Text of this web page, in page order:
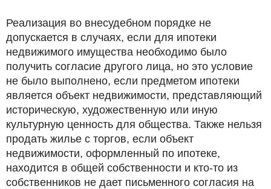
Реализация во внесудебном порядке не
допускается в случаях, если для ипотеки
недвижимого имущества необходимо было
получить согласие другого лица, но это условие
не было выполнено, если предметом ипотеки
является объект недвижимости, представляющий
историческую, художественную или иную
культурную ценность для общества. Также нельзя
продать жилье с торгов, если объект
недвижимости, оформленный по ипотеке,
находится в общей собственности и кто-то из
собственников не дает письменного согласия на